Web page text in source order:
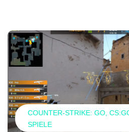
COUNTER-STRIKE: GO
SPIELE